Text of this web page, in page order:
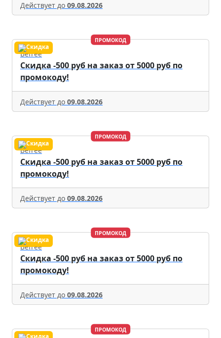
Действует до 09.08.2026
ПРОМОКОД
Befree
Скидка -500 руб на заказ от 5000 руб по
промокоду!
Действует до 09.08.2026
ПРОМОКОД
Befree
Скидка -500 руб на заказ от 5000 руб по
промокоду!
Действует до 09.08.2026
ПРОМОКОД
Befree
Скидка -500 руб на заказ от 5000 руб по
промокоду!
Действует до 09.08.2026
ПРОМОКОД